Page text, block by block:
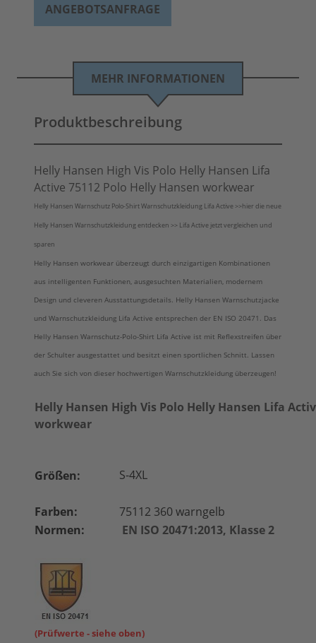
ANGEBOTSANFRAGE
MEHR INFORMATIONEN
Produktbeschreibung
Helly Hansen High Vis Polo Helly Hansen Lifa
Active 75112 Polo Helly Hansen workwear
Helly Hansen Warnschutz Polo-Shirt Warnschutzkleidung Lifa Active >>hier die neue
Helly Hansen Warnschutzkleidung entdecken >> Lifa Active jetzt vergleichen und
sparen
Helly Hansen workwear überzeugt durch einzigartigen Kombinationen
aus intelligenten Funktionen, ausgesuchten Materialien, modernem
Design und cleveren Ausstattungsdetails. Helly Hansen Warnschutzjacke
und Warnschutzkleidung Lifa Active entsprechen der EN ISO 20471. Das
Helly Hansen Warnschutz-Polo-Shirt Lifa Active ist mit Reflexstreifen über
der Schulter ausgestattet und besitzt einen sportlichen Schnitt. Lassen
auch Sie sich von dieser hochwertigen Warnschutzkleidung überzeugen!
Helly Hansen High Vis Polo Helly Hansen Lifa
workwear
Größen: S-4XL
Farben:
75112 360 warngelb
Normen:
EN ISO 20471:2013, Klasse 2
(Prüfwerte - siehe oben)